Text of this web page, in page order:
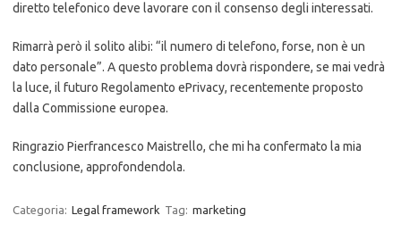
diretto telefonico deve lavorare con il consenso degli interessati.
Rimarrà però il solito alibi: “il numero di telefono, forse, non è un
dato personale”. A questo problema dovrà rispondere, se mai vedrà
la luce, il futuro Regolamento ePrivacy, recentemente proposto
dalla Commissione europea.
Ringrazio Pierfrancesco Maistrello, che mi ha confermato la mia
conclusione, approfondendola.
Categoria: Legal framework Tag: marketing